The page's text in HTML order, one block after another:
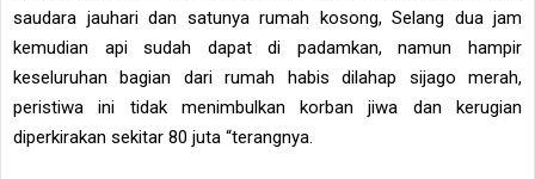
saudara jauhari dan satunya rumah kosong, Selang dua jam
kemudian api sudah dapat di padamkan, namun hampir
keseluruhan bagian dari rumah habis dilahap sijago merah,
peristiwa ini tidak menimbulkan korban jiwa dan kerugian
diperkirakan sekitar 80 juta “terangnya.